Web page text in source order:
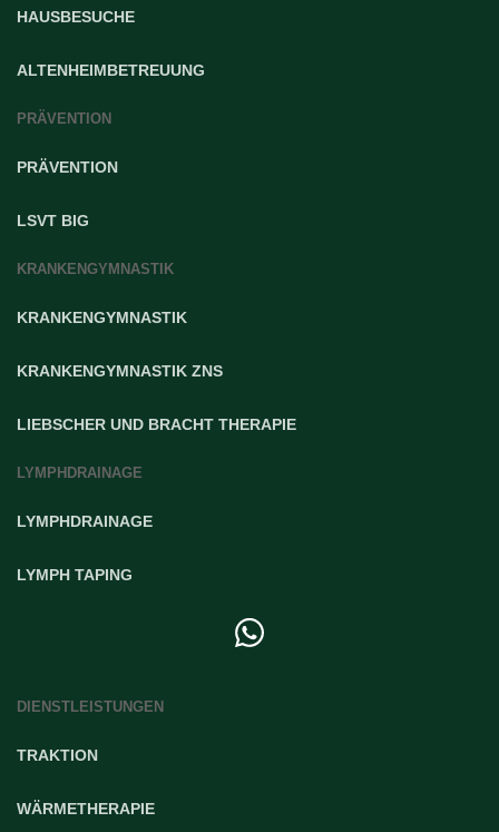
HAUSBESUCHE
ALTENHEIMBETREUUNG
PRÄVENTION
PRÄVENTION
LSVT BIG
KRANKENGYMNASTIK
KRANKENGYMNASTIK
KRANKENGYMNASTIK ZNS
LIEBSCHER UND BRACHT THERAPIE
LYMPHDRAINAGE
LYMPHDRAINAGE
LYMPH TAPING
DIENSTLEISTUNGEN
TRAKTION
WÄRMETHERAPIE